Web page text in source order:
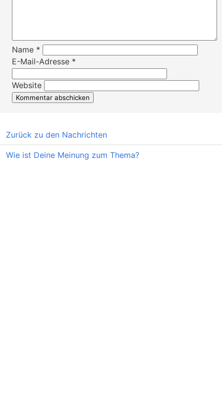
Name *
E-Mail-Adresse *
Website
Zurück zu den Nachrichten
Wie ist Deine Meinung zum Thema?